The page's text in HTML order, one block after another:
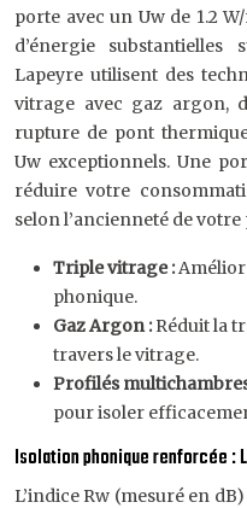
porte avec un Uw de 1.2
d’énergie
Lapeyre utilisent des
vitrage avec gaz argon,
rupture de pont
Uw exceptionnels. Une
réduire votre
selon l’ancienneté de votre
Triple vitrage :
phonique.
Gaz Argon :Réduit la
travers le vitrage.
Profilés
pour isoler
Isolation phonique renforcée :
L’indice Rw (mesuré en